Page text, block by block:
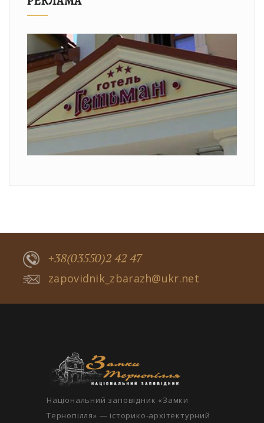
+38(03550)2 42 47
zapovidnik_zbarazh@ukr.net
Національний заповідник «Замки
Тернопілля» — історико-архітектурний